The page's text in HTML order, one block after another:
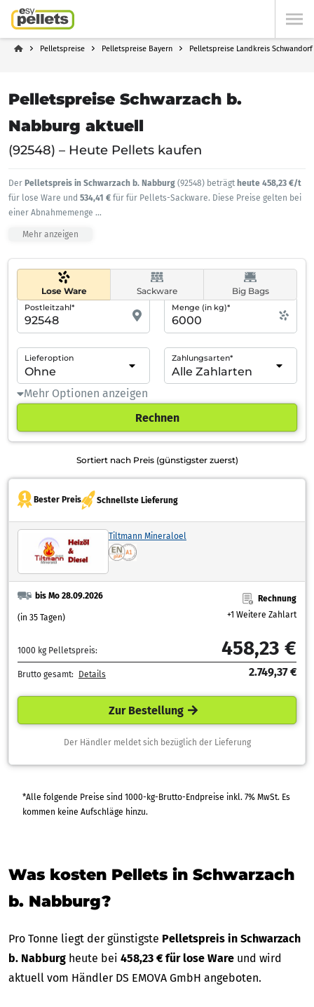
Pelletspreise Pelletspreise Bayern Pelletspreise Landkreis Schwandorf
Pelletspreise Schwarzach b.
Nabburg aktuell
(92548) – Heute Pellets kaufen
Der Pelletspreis in Schwarzach b. Nabburg (92548) beträgt heute 458,23 €/t
für lose Ware und 534,41 € für für Pellets-Sackware. Diese Preise gelten bei
einer Abnahmemenge ...
Mehr anzeigen
Lose Ware Sackware Big Bags
Postleitzahl* Menge (in kg)*
Lieferoption Zahlungsarten*
Mehr Optionen anzeigen
Rechnen
Sortiert nach Preis (günstigster zuerst)
Bester Preis Schnellste Lieferung
Tiltmann Mineraloel
bis Mo 28.09.2026
(in 35 Tagen)
Rechnung
+1 Weitere Zahlart
1000 kg Pelletspreis: 458,23 €
Brutto gesamt: Details 2.749,37 €
Zur Bestellung
Der Händler meldet sich bezüglich der Lieferung
*Alle folgende Preise sind 1000-kg-Brutto-Endpreise inkl. 7% MwSt. Es
kommen keine Aufschläge hinzu.
Was kosten Pellets in Schwarzach
b. Nabburg?
Pro Tonne liegt der günstigste Pelletspreis in Schwarzach
b. Nabburg heute bei 458,23 € für lose Ware und wird
aktuell vom Händler DS EMOVA GmbH angeboten.